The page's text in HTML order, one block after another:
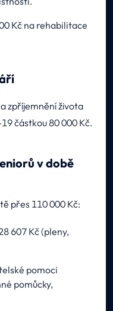
Kč na rehabilitace
zpříjemnění života
částkou 80 000 Kč.
v době
přes 110 000 Kč:
607 Kč (pleny,
pomoci
pomůcky,